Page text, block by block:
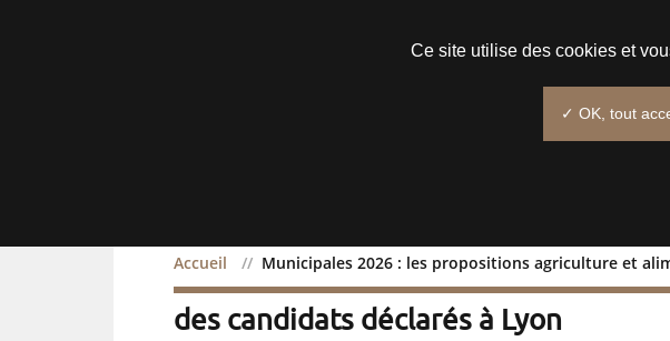
Accueil Municipales 2026 : les propositions agriculture et
Municipales 2026 : les propositions
des candidats déclarés à Lyon
Ce site utilise des cookies et
✓ OK, tout